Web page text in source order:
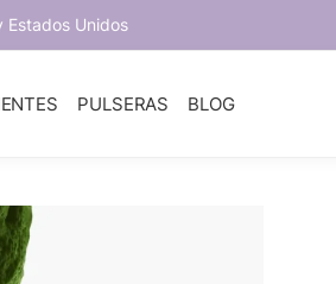
Estados Unidos
PULSERAS BLOG